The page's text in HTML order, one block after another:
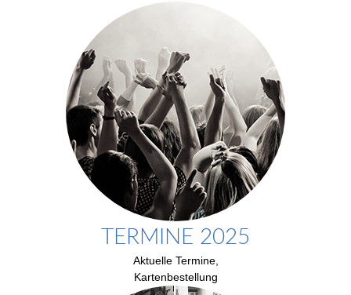
TERMINE 2025
Aktuelle Termine,
Kartenbestellung